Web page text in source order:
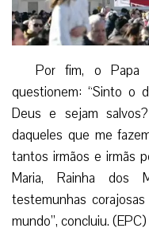
Por fim, o Papa
questionem: “Sinto o
Deus e sejam
daqueles que me
tantos irmãos e irmãs
Maria, Rainha dos
testemunhas
mundo”, concluiu. (EPC)